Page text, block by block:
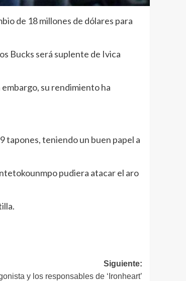
de 18 millones de dólares para
Bucks será suplente de Ivica
su rendimiento ha
tapones, teniendo un buen papel a
pudiera atacar el aro
Siguiente:
y los responsables de ‘Ironheart’